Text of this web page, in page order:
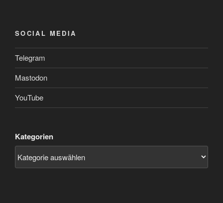
SOCIAL MEDIA
Telegram
Mastodon
YouTube
Kategorien